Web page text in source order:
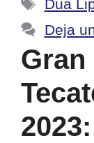
Dua
Deja
Gran